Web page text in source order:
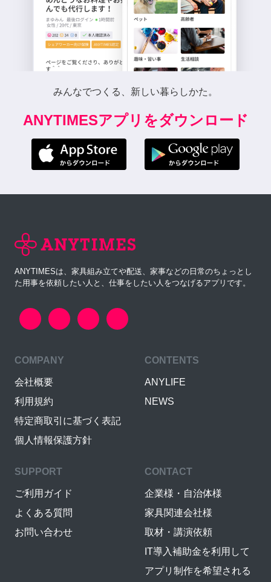
みんなでつくる、新しい暮らしかた。
ANYTIMESアプリをダウンロード
ANYTIMESは、家具組み立てや配送、家事などの日常のちょっとし
た用事を依頼したい人と、仕事をしたい人をつなげるアプリです。
COMPANY
会社概要
利用規約
特定商取引に基づく表記
個人情報保護方針
CONTENTS
ANYLIFE
NEWS
SUPPORT
ご利用ガイド
よくある質問
お問い合わせ
CONTACT
企業様・自治体様
家具関連会社様
取材・講演依頼
IT導入補助金を利用して
アプリ制作を希望される